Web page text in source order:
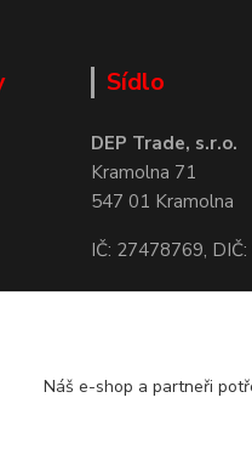
Sídlo
DEP Trade, s.r.o.
Kramolna 71
547 01 Kramolna
IČ: 27478769,
Náš e-shop a partneři